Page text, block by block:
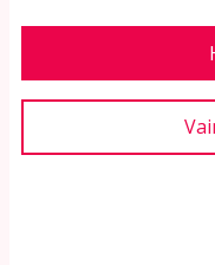
Evästeasetukset